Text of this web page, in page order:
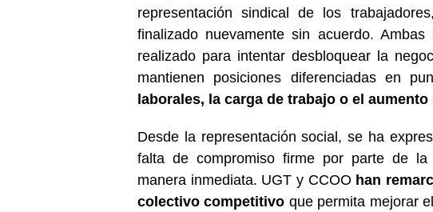
representación sindical de los
finalizado nuevamente sin acuerdo.
realizado para intentar desbloquear la
mantienen posiciones diferenciadas en
laborales, la carga de trabajo o el aumento
Desde la representación social, se ha
falta de compromiso firme por parte de
manera inmediata. UGT y CCOO han
colectivo competitivo que permita mejorar